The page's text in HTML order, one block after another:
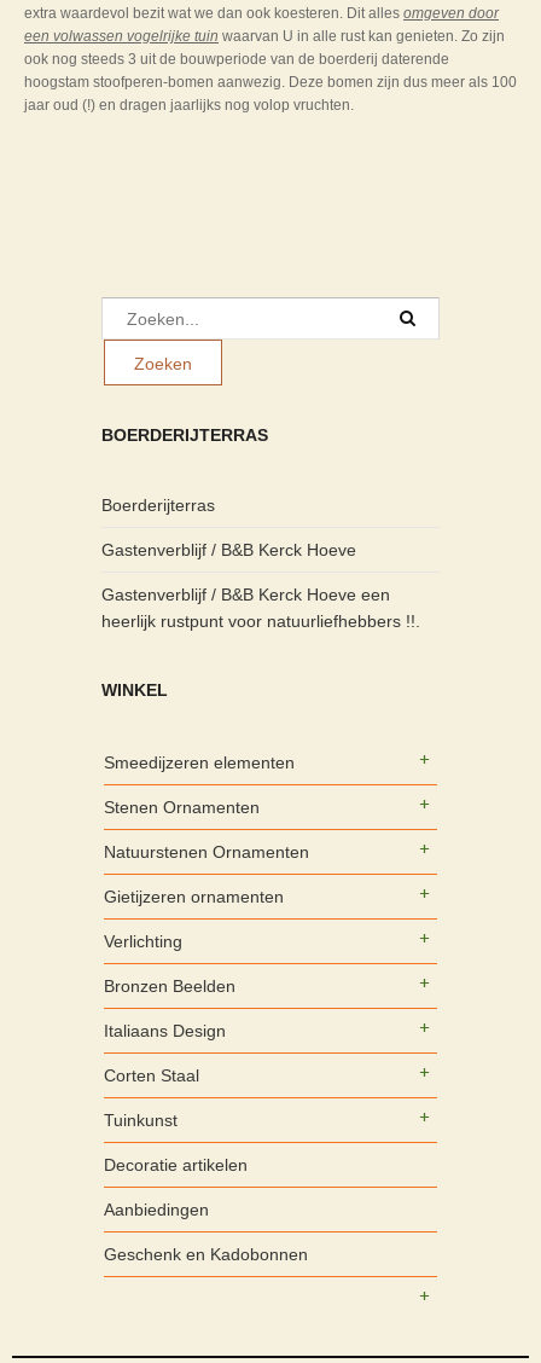
extra waardevol bezit wat we dan ook koesteren. Dit alles omgeven door
een volwassen vogelrijke tuin waarvan U in alle rust kan genieten. Zo zijn
ook nog steeds 3 uit de bouwperiode van de boerderij daterende
hoogstam stoofperen-bomen aanwezig. Deze bomen zijn dus meer als 100
jaar oud (!) en dragen jaarlijks nog volop vruchten.
BOERDERIJTERRAS
Boerderijterras
Gastenverblijf / B&B Kerck Hoeve
Gastenverblijf / B&B Kerck Hoeve een
heerlijk rustpunt voor natuurliefhebbers !!.
WINKEL
Smeedijzeren elementen
Stenen Ornamenten
Natuurstenen Ornamenten
Gietijzeren ornamenten
Verlichting
Bronzen Beelden
Italiaans Design
Corten Staal
Tuinkunst
Decoratie artikelen
Aanbiedingen
Geschenk en Kadobonnen